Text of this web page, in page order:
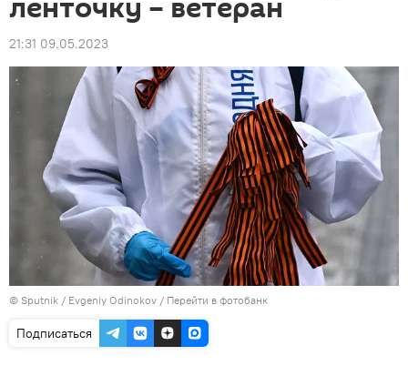
ленточку – ветеран
21:31 09.05.2023
© Sputnik / Evgeniy Odinokov / Перейти в фотобанк
Подписаться